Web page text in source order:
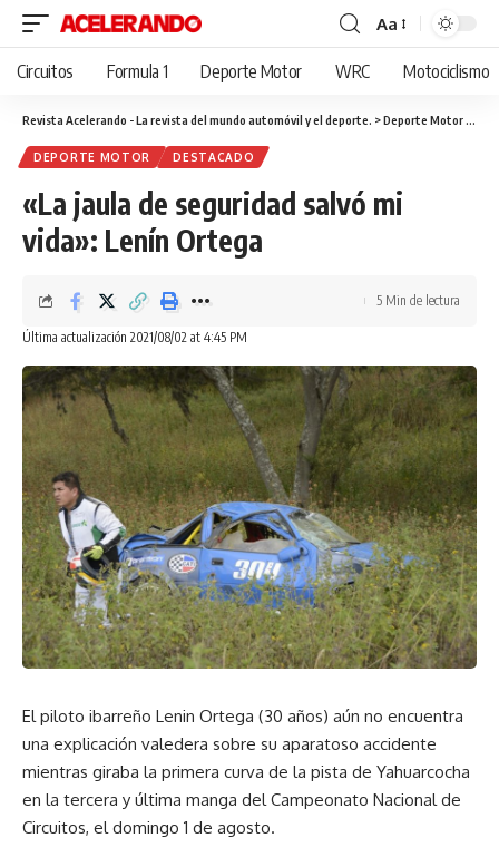
Cambiar
tamaño
fuente
Aa
Circuitos Formula 1 Deporte Motor WRC Motociclismo
Revista Acelerando - La revista del mundo automóvil y el deporte. >Deporte Motor
DEPORTE MOTOR DESTACADO
«La jaula de seguridad salvó mi
vida»: Lenín Ortega
Última actualización 2021/08/02 at 4:45 PM
5 Min de lectura
El piloto ibarreño Lenin Ortega (30 años) aún no encuentra
una explicación valedera sobre su aparatoso accidente
mientras giraba la primera curva de la pista de Yahuarcocha
en la tercera y última manga del Campeonato Nacional de
Circuitos, el domingo 1 de agosto.